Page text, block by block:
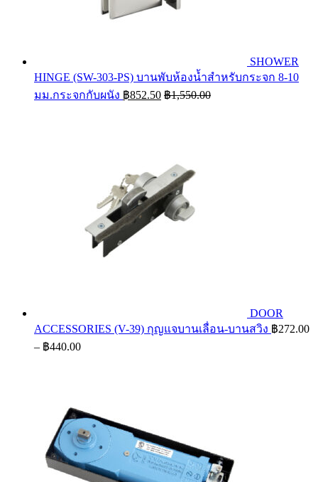
SHOWER
HINGE (SW-303-PS) บานพับห้องน้ำสำหรับกระจก 8-10
มม.กระจกกับผนัง ฿852.50 ฿1,550.00
DOOR
ACCESSORIES (V-39) กุญแจบานเลื่อน-บานสวิง ฿272.00
– ฿440.00Price